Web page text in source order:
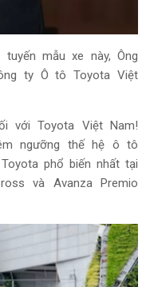
mẫu xe này, Ông
ty Ô tô Toyota Việt
với Toyota Việt Nam!
ngưỡng thế hệ ô tô
phổ biến nhất tại
và Avanza Premio